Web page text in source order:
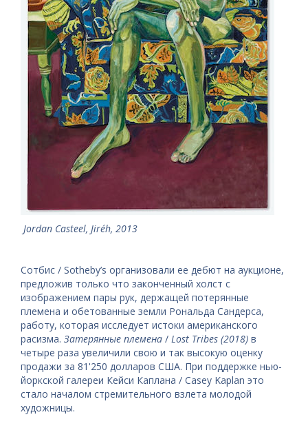
Jordan Casteel, Jiréh, 2013
Сотбис / Sotheby’s организовали ее дебют на аукционе,
предложив только что законченный холст с
изображением пары рук, держащей потерянные
племена и обетованные земли Рональда Сандерса,
работу, которая исследует истоки американского
расизма. Затерянные племена / Lost Tribes (2018) в
четыре раза увеличили свою и так высокую оценку
продажи за 81'250 долларов США. При поддержке нью-
йоркской галереи Кейси Каплана / Casey Kaplan это
стало началом стремительного взлета молодой
художницы.